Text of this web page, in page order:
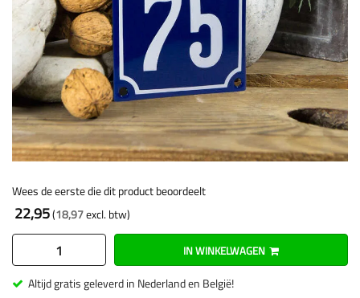
Wees de eerste die dit product beoordeelt
22,95 18,97
IN WINKELWAGEN
Altijd gratis geleverd in Nederland en België!